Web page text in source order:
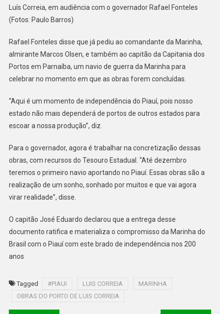
Luís Correia, em audiência com o governador Rafael Fonteles
(Fotos: Paulo Barros)
Rafael Fonteles disse que já pediu ao comandante da Marinha,
almirante Marcos Olsen, e também ao capitão da Capitania dos
Portos em Parnaíba, um navio de guerra da Marinha para
celebrar no momento em que as obras forem concluídas.
“Aqui é um momento de independência do Piauí, pois nosso
estado não mais dependerá de portos de outros estados para
escoar a nossa produção”, diz.
Para o governador, agora é trabalhar na concretização dessas
obras, com recursos do Tesouro Estadual. “Até dezembro
teremos o primeiro navio aportando no Piauí. Essas obras são a
realização de um sonho, sonhado por muitos e que vai agora
virar realidade”, disse.
O capitão José Eduardo declarou que a entrega desse
documento ratifica e materializa o compromisso da Marinha do
Brasil com o Piauí com este brado de independência nos 200
anos
Tagged #PIAUI LUIS CORREIA
MARINHA
OBRAS DO PORTO DE LUIS CORREIA